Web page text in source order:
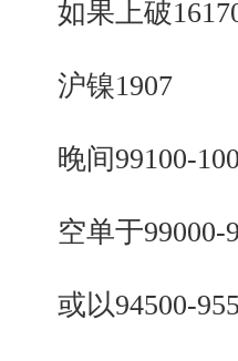
如果上破
沪镍1907
晚间99100-
空单于99000-
或以94500-